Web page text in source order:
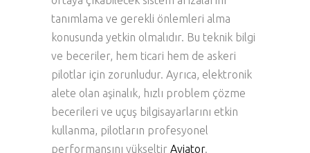
tanımlama ve gerekli önlemleri alma
konusunda yetkin olmalıdır. Bu teknik bilgi
ve beceriler, hem ticari hem de askeri
pilotlar için zorunludur. Ayrıca, elektronik
alete olan aşinalık, hızlı problem çözme
becerileri ve uçuş bilgisayarlarını etkin
kullanma, pilotların profesyonel
performansını yükseltir Aviator.